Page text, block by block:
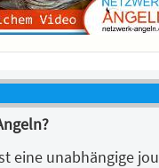
eine unabhängige